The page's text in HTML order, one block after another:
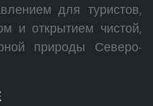
для туристов,
и открытием чистой,
природы Северо-